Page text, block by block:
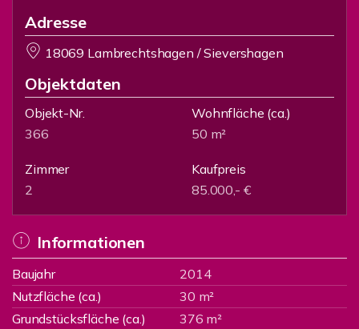
Adresse
18069 Lambrechtshagen / Sievershagen
Objektdaten
Objekt-Nr.
366
Wohnfläche (ca.)
50 m²
Zimmer
2
Kaufpreis
85.000,- €
Informationen
Baujahr
2014
Nutzfläche (ca.)
30 m²
Grundstücksfläche (ca.)
376 m²